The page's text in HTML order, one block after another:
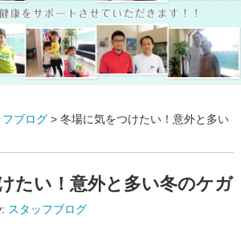
フブログ> 冬場に気をつけたい！意外と多い
たい！意外と多い冬のケガ
スタッフブログ